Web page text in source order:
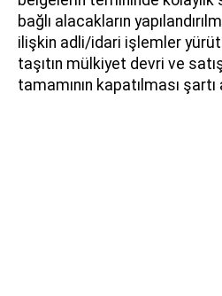
bağlı alacakların
ilişkin adli/idari işlemler
taşıtın mülkiyet devri ve
tamamının kapatılması